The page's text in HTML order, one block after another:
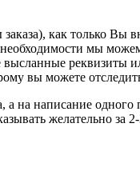
как только Вы
мы
реквизиты
вы можете
а на написание
желательно за